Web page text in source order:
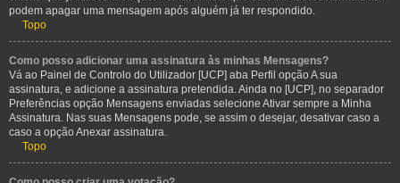
podem apagar uma mensagem após alguém já ter respondido.
Topo
Como posso adicionar uma assinatura às minhas Mensagens?
Vá ao Painel de Controlo do Utilizador [UCP] aba Perfil opção A sua
assinatura, e adicione a assinatura pretendida. Ainda no [UCP], no separador
Preferências opção Mensagens enviadas selecione Ativar sempre a Minha
Assinatura. Nas suas Mensagens pode, se assim o desejar, desativar caso a
caso a opção Anexar assinatura.
Topo